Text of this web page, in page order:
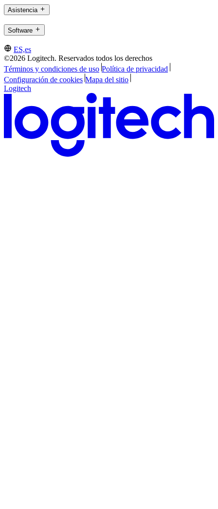
Asistencia
Software
ES,es
©2026 Logitech. Reservados todos los derechos
Términos y condiciones de uso Política de privacidad
Configuración de cookies Mapa del sitio
Logitech